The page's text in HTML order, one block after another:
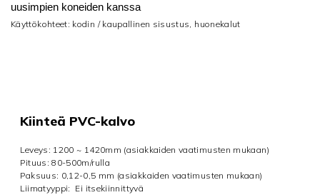
uusimpien koneiden kanssa
Käyttökohteet: kodin / kaupallinen sisustus, huonekalut
Kiinteä PVC-kalvo
Leveys: 1200 ~ 1420mm (asiakkaiden vaatimusten mukaan)
Pituus: 80-500m/rulla
Paksuus: 0,12-0,5 mm (asiakkaiden vaatimusten mukaan)
Liimatyyppi: Ei itsekiinnittyvä